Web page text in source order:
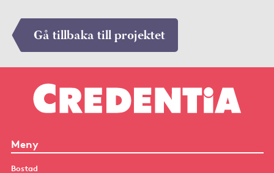
Gå tillbaka till projektet
Meny
Bostad